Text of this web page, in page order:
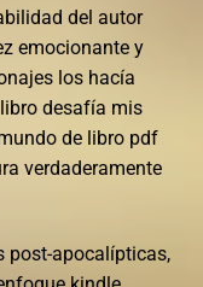
del autor
emocionante y
los hacía
desafía mis
de libro pdf
verdaderamente
post-apocalípticas,